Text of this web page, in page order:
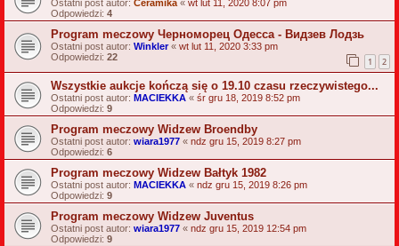
Ostatni post autor: Ceramika « wt lut 11, 2020 8:07 pm
Odpowiedzi: 4
Program meczowy Черноморец Одесса - Видзев Лодзь
Ostatni post autor: Winkler« wt lut 11, 2020 3:33 pm
Odpowiedzi: 22 1 2
Wszystkie aukcje kończą się o 19.10 czasu rzeczywistego...
Ostatni post autor: MACIEKKA « śr gru 18, 2019 8:52 pm
Odpowiedzi: 9
Program meczowy Widzew Broendby
Ostatni post autor: wiara1977 « ndz gru 15, 2019 8:27 pm
Odpowiedzi: 6
Program meczowy Widzew Bałtyk 1982
Ostatni post autor: MACIEKKA « ndz gru 15, 2019 8:26 pm
Odpowiedzi: 9
Program meczowy Widzew Juventus
Ostatni post autor: wiara1977 « ndz gru 15, 2019 12:54 pm
Odpowiedzi: 9